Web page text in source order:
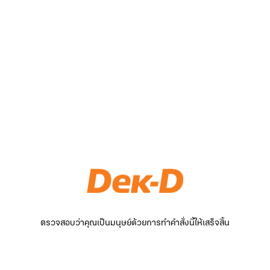
ตรวจสอบว่าคุณเป็นมนุษย์ด้วยการทำคำสั่งนี้ให้เสร็จสิ้น